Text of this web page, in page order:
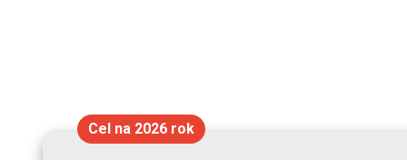
Cel na 2026 rok